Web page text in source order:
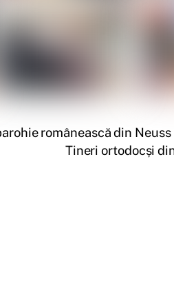
românească din Neuss
Tineri ortodocși